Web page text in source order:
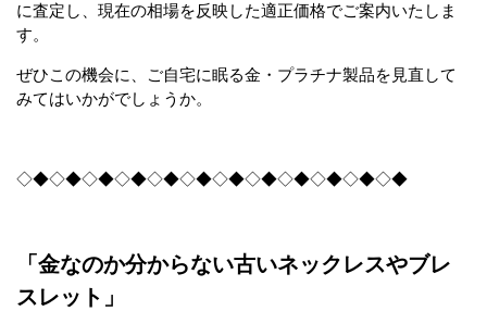
に査定し、現在の相場を反映した適正価格でご案内いたしま
す。
ぜひこの機会に、ご自宅に眠る金・プラチナ製品を見直して
みてはいかがでしょうか。
◇◆◇◆◇◆◇◆◇◆◇◆◇◆◇◆◇◆◇◆◇◆◇◆
「金なのか分からない古いネックレスやブレ
スレット」